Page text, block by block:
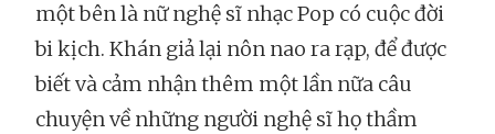
một bên là nữ nghệ sĩ nhạc Pop có cuộc đời
bi kịch. Khán giả lại nôn nao ra rạp, để được
biết và cảm nhận thêm một lần nữa câu
chuyện về những người nghệ sĩ họ thầm